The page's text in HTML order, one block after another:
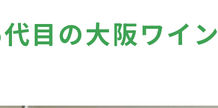
目の大阪ワイン